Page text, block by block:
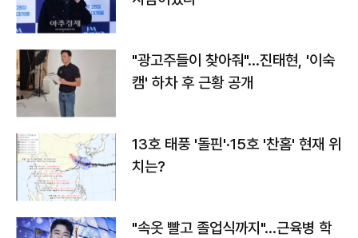
"광고주들이 찾아줘"…진태현, '이숙
캠' 하차 후 근황 공개
13호 태풍 '돌핀'·15호 '찬홈' 현재 위
치는?
"속옷 빨고 졸업식까지"…근육병 학